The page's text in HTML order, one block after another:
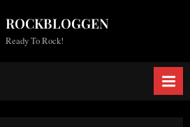
ROCKBLOGGEN
Ready To Rock!